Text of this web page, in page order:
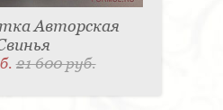
Авторская
21 600 руб.